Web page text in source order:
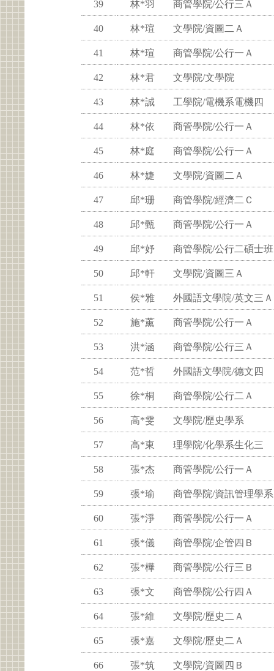
39 林*羽 商管學院/公行三Ａ
40 林*瑄 文學院/資圖二Ａ
41 林*瑄 商管學院/公行一Ａ
42 林*君 文學院/文學院
43 林*誠 工學院/電機系電機四
44 林*依 商管學院/公行一Ａ
45 林*庭 商管學院/公行一Ａ
46 林*婕 文學院/資圖二Ａ
47 邱*珊 商管學院/經濟二Ｃ
48 邱*甄 商管學院/公行一Ａ
49 邱*妤 商管學院/公行二碩士班
50 邱*軒 文學院/資圖三Ａ
51 侯*雅 外國語文學院/英文三Ａ
52 施*薰 商管學院/公行一Ａ
53 洪*涵 商管學院/公行三Ａ
54 范*哲 外國語文學院/德文四
55 徐*桐 商管學院/公行二Ａ
56 高*雯 文學院/歷史學系
57 高*東 理學院/化學系生化三
58 張*杰 商管學院/公行一Ａ
59 張*瑜 商管學院/資訊管理學系
60 張*淨 商管學院/公行一Ａ
61 張*儀 商管學院/企管四Ｂ
62 張*樺 商管學院/公行三Ｂ
63 張*文 商管學院/公行四Ａ
64 張*維 文學院/歷史二Ａ
65 張*嘉 文學院/歷史二Ａ
66 張*筑 文學院/資圖四Ｂ